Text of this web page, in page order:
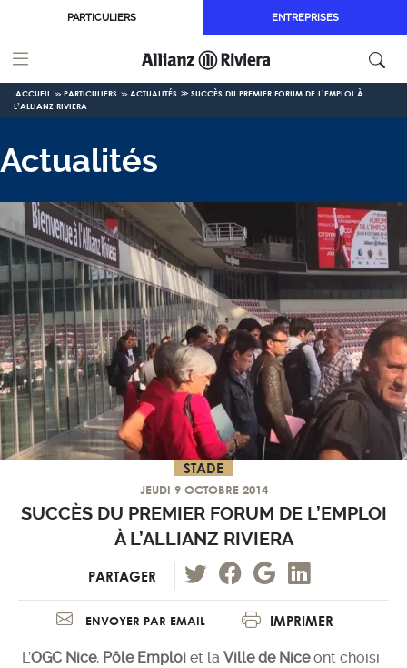
Aller au contenu principal
PARTICULIERS ENTREPRISES
ACCUEIL PARTICULIERS ACTUALITÉS
SUCCÈS DU PREMIER FORUM DE L’EMPLOI À
L’ALLIANZ RIVIERA
Actualités
STADE
JEUDI 9 OCTOBRE 2014
SUCCÈS DU PREMIER FORUM DE L’EMPLOI
À L’ALLIANZ RIVIERA
PARTAGER
ENVOYER PAR EMAIL IMPRIMER
L’OGC Nice, Pôle Emploi et la Ville de Niceont choisi